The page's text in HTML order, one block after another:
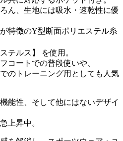
ん、生地には吸水・速乾性に優
特徴のY型断面ポリエステル糸
テルス】 を使用。
コートでの普段使いや、
のトレーニング用としても人気
能性、そして他にはないデザイ
上昇中。